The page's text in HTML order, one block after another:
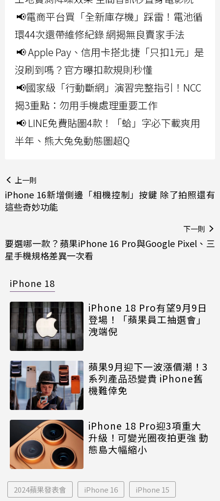
📢電商平台買「全新庫存機」踩雷！電池循
環44次還帶維修紀錄 網揭無良賣家手法
📢 Apple Pay、信用卡搭北捷「只扣1元」是
沒刷到嗎？官方曝扣款規則秒懂
📢國家級「行動斷網」演習完整指引！NCC
揭3重點：勿用手機處理重要工作
📢 LINE免費貼圖4款！「蛤」字必下載爽用
半年、熊大兔兔動態圖超Q
上一則
iPhone 16新增側邊「相機控制」按鍵 除了拍照還有
這些奇妙功能
下一則
要選哪一款？蘋果iPhone 16 Pro與Google Pixel、三
星手機規格差異一次看
iPhone 18
iPhone 18 Pro有望9月9日
登場！「蘋果員工抽選會」
洩端倪
蘋果9月迎下一波漲價潮！3
系列產品恐變貴 iPhone舊
機難倖免
iPhone 18 Pro迎3項重大
升級！可變光圈夜拍更強 動
態島大幅縮小
2024蘋果發表會 iPhone 16 iPhone 15